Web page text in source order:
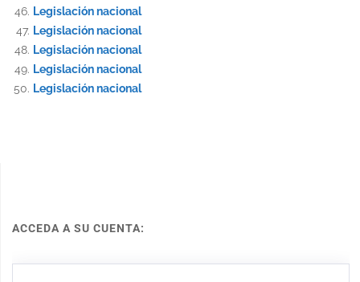
Legislación nacional
Legislación nacional
Legislación nacional
Legislación nacional
Legislación nacional
ACCEDA A SU CUENTA: